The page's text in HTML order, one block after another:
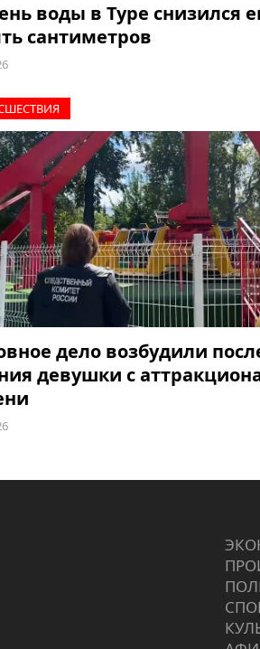
воды в Туре снизился
сантиметров
дело возбудили
девушки с